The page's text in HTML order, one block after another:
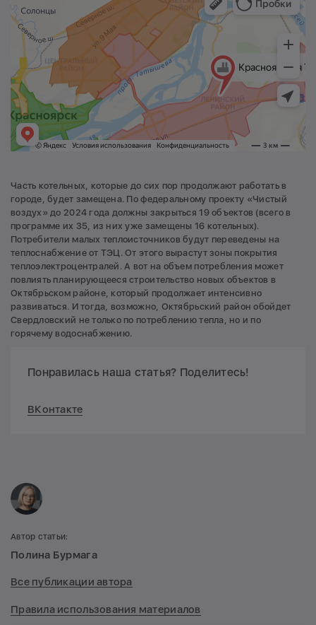
Часть котельных, которые до сих пор продолжают работать в
городе, будет замещена. По федеральному проекту «Чистый
воздух» до 2024 года должны закрыться 19 объектов (всего в
программе их 35, из них уже замещены 16 котельных).
Потребители малых теплоисточников будут переведены на
теплоснабжение от ТЭЦ. От этого вырастут зоны покрытия
теплоэлектроцентралей. А вот на объем потребления может
повлиять планирующееся строительство новых объектов в
Октябрьском районе, который продолжает интенсивно
развиваться. И тогда, возможно, Октябрьский район обойдет
Свердловский не только по потреблению тепла, но и по
горячему водоснабжению.
Понравилась наша статья? Поделитесь!
ВКонтакте
Автор статьи:
Полина Бурмага
Все публикации автора
Правила использования материалов